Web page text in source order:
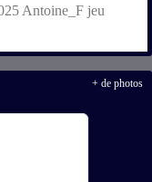
Antoine_F jeu
+ de photos